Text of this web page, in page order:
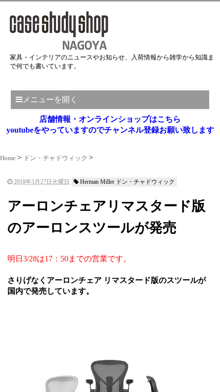
家具・インテリアのニュースやお知らせ、入荷情報から雑学から知識ま
で何でも書いています。
メニューを開く
店舗情報・オンラインショップはこちら
youtubeをやっていますのでチャンネル登録お願い致します
Home ドン・チャドウィック
2018年3月27日火曜日 Herman Miller ドン・チャドウィック
アーロンチェアリマスタード版
のアーロンスツールが発売
明日3/28は17：50までの営業です。
さりげなくアーロンチェア リマスタード版のスツールが
国内で発売しています。